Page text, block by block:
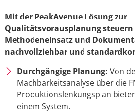
Mit der PeakAvenue Lösung zur
Qualitätsvorausplanung steuern
Methodeneinsatz und
nachvollziehbar und
Durchgängige Planung: Von
Machbarkeitsanalyse über die
Produktionslenkungsplan
einem System.